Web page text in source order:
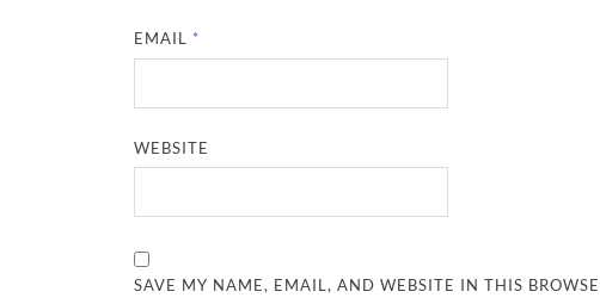
EMAIL *
WEBSITE
SAVE MY NAME, EMAIL, AND WEBSITE IN THIS